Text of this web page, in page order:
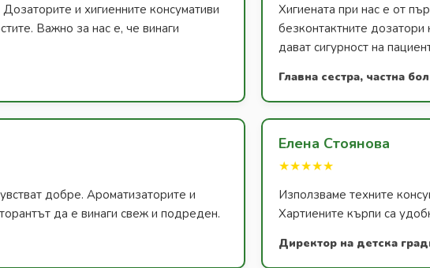
и хигиенните консумативи
Важно за нас е, че винаги
Хигиената при нас е от
безконтактните дозатори
дават сигурност на
Главна сестра, частна
добре. Ароматизаторите и
да е винаги свеж и подреден.
Елена Стоянова
★★★★★
Използваме техните
Хартиените кърпи са
Директор на детска